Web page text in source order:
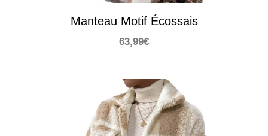
Manteau Motif Écossais
63,99€